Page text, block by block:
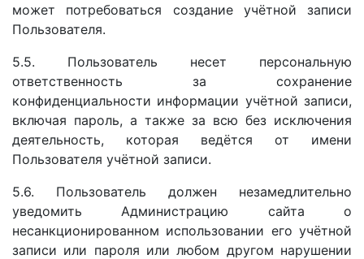
может потребоваться создание учётной записи
Пользователя.
5.5. Пользователь несет персональную
ответственность за сохранение
конфиденциальности информации учётной записи,
включая пароль, а также за всю без исключения
деятельность, которая ведётся от имени
Пользователя учётной записи.
5.6. Пользователь должен незамедлительно
уведомить Администрацию сайта о
несанкционированном использовании его учётной
записи или пароля или любом другом нарушении